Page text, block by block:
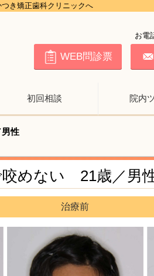
き矯正歯科クリニックへ
お電
WEB問診票
初回相談 院内
性
咬めない 21歳／男
治療前